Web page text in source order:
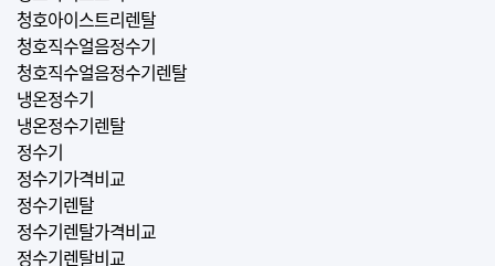
청호아이스트리렌탈
청호직수얼음정수기
청호직수얼음정수기렌탈
냉온정수기
냉온정수기렌탈
정수기
정수기가격비교
정수기렌탈
정수기렌탈가격비교
정수기렌탈비교